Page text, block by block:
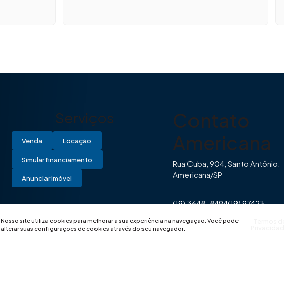
Nosso site utiliza cookies para melhorar a sua experiência na navegação. Você pode
alterar suas configurações de cookies através do seu navegador.
Serviços
Venda Locação
Simular financiamento
Anunciar Imóvel
Contato
Americana
Rua Cuba, 904, Santo Antônio.
Americana/SP
(19) 3648-8494(19) 97423-